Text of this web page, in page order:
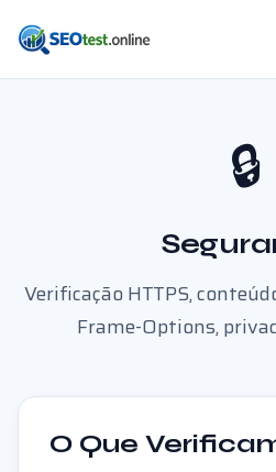
🔒
Verificação HTTPS,
Frame-Options,
O Que